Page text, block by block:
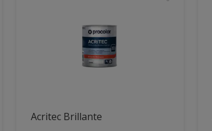
Acritec Brillante